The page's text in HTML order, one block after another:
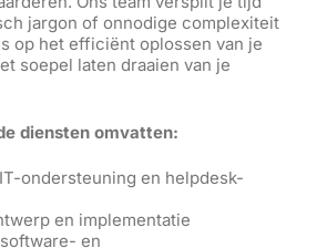
jargon of onnodige complexiteit
op het efficiënt oplossen van je
soepel laten draaien van je
diensten omvatten:
ondersteuning en helpdesk-
en implementatie
en